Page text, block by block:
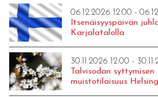
06.12.2026 12:00 -
Itsenäisyyspäivän
Karjalatalolla
30.11.2026 12:00 -
Talvisodan syttymisen
muistotilaisuus